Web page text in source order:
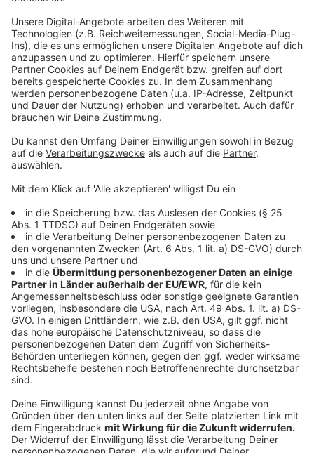
Drittanbieters, um Videoinhalte
einzubetten. Dieser Service kann
Daten zu Ihren Aktivitäten
sammeln. Bitte lesen Sie die
Details durch und stimmen Sie der
Nutzung des Service zu, um dieses
Video anzusehen.
Mehr Informationen
Akzeptieren
powered by Usercentrics Consent
Management Platform
Hühnerfrikassee wie bei Mutter oder Oma - ein
der es zusammen mit Rapper Veysel für uns kocht.
Anzeige
Hähnchen von innen und außen gründlich abspülen,
überschüssiges Fett aus dem Bauch entfernen
und den Bürzel (Fettdrüse) abschneiden.
Hähnchen in einen Topf geben und so viel kaltes
Wasser dazugeben, dass es knapp bedeckt ist.
Suppengrün putzen und in kleine Würfel
zum Hähnchen geben und langsam aufkochen. Bei
niedriger Hitze etwa 75 Minuten kochen.
Das Hähnchen aus der Brühe nehmen, abkühlen